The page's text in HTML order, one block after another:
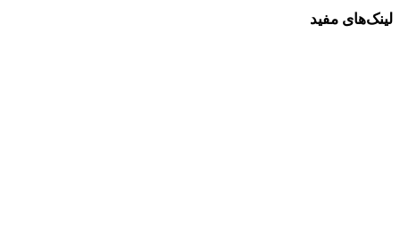
لینک‌های مفید